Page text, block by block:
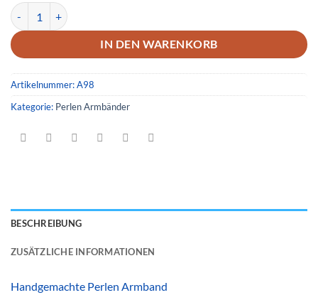
Armband 98 Menge
IN DEN WARENKORB
Artikelnummer:A98
Kategorie: Perlen Armbänder
BESCHREIBUNG
ZUSÄTZLICHE INFORMATIONEN
Handgemachte Perlen Armband